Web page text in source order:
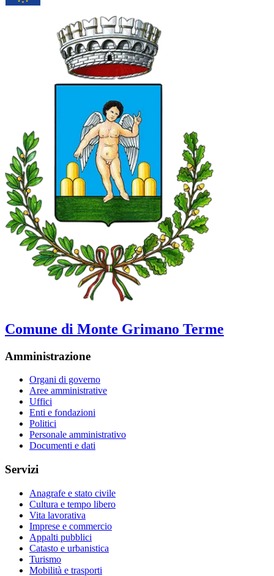
Comune di Monte Grimano Terme
Amministrazione
Organi di governo
Aree amministrative
Uffici
Enti e fondazioni
Politici
Personale amministrativo
Documenti e dati
Servizi
Anagrafe e stato civile
Cultura e tempo libero
Vita lavorativa
Imprese e commercio
Appalti pubblici
Catasto e urbanistica
Turismo
Mobilità e trasporti